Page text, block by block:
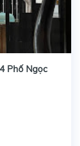
Phố Ngọc